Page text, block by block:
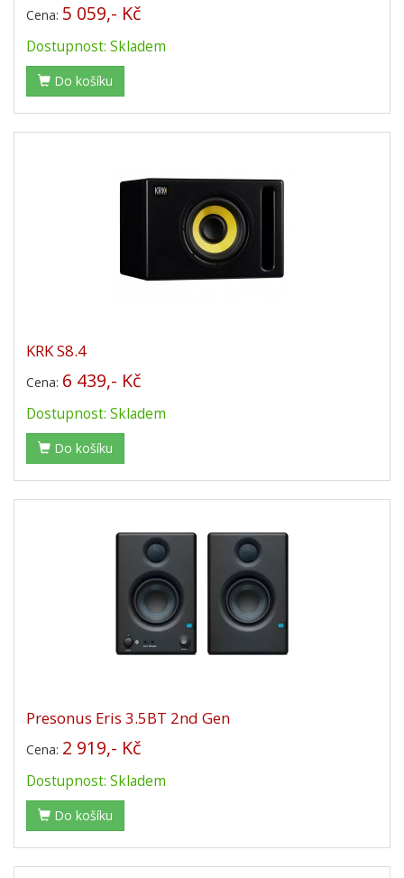
Cena: 5 059,- Kč
Dostupnost: Skladem
Do košíku
KRK S8.4
Cena: 6 439,- Kč
Dostupnost: Skladem
Do košíku
Presonus Eris 3.5BT 2nd Gen
Cena: 2 919,- Kč
Dostupnost: Skladem
Do košíku